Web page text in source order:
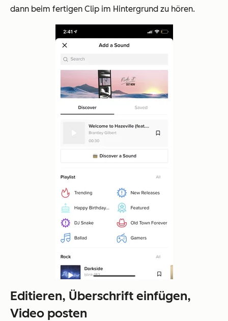
dann beim fertigen Clip im Hintergrund zu hören.
Editieren, Überschrift einfügen,
Video posten